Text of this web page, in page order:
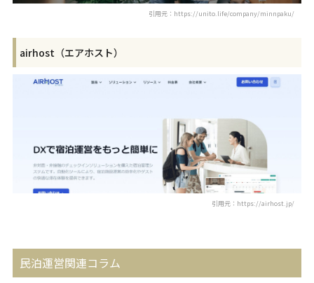
引用元：https://unito.life/company/minnpaku/
airhost（エアホスト）
引用元：https://airhost.jp/
民泊運営関連コラム